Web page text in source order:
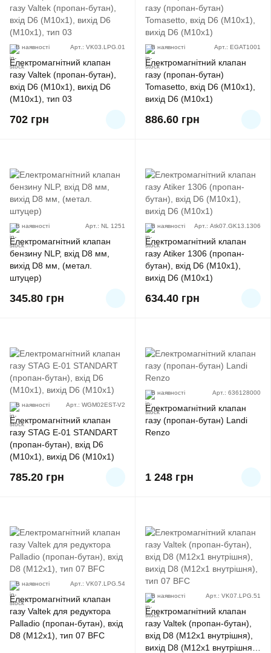
В наявності Арт.: VK03.LPG.01
Електромагнітний клапан
газу Valtek (пропан-бутан),
вхід D6 (M10x1), вихід D6
(M10x1), тип 03
702 грн
В наявності Арт.: EGAT1001
Електромагнітний клапан
газу (пропан-бутан)
Tomasetto, вхід D6 (M10x1),
вихід D6 (M10x1)
886.60 грн
В наявності Арт.: NL 1251
Електромагнітний клапан
бензину NLP, вхід D8 мм,
вихід D8 мм, (метал.
штуцер)
345.80 грн
В наявності Арт.: Atk07.GK13.1306
Електромагнітний клапан
газу Atiker 1306 (пропан-
бутан), вхід D6 (M10x1),
вихід D6 (M10x1)
634.40 грн
В наявності Арт.: WGM02EST-V2
Електромагнітний клапан
газу STAG E-01 STANDART
(пропан-бутан), вхід D6
(M10x1), вихід D6 (M10x1)
785.20 грн
В наявності Арт.: 636128000
Електромагнітний клапан
газу (пропан-бутан) Landi
Renzo
1 248 грн
В наявності Арт.: VK07.LPG.54
Електромагнітний клапан
газу Valtek для редуктора
Palladio (пропан-бутан), вхід
D8 (M12x1), тип 07 BFC
В наявності Арт.: VK07.LPG.51
Електромагнітний клапан
газу Valtek (пропан-бутан),
вхід D8 (M12x1 внутрішня),
вихід D8 (M12x1 внутрішня),